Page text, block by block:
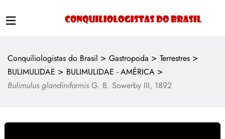
Conquiliologistas do Brasil > Gastropoda > Terrestres >
BULIMULIDAE > BULIMULIDAE - AMÉRICA >
Bulimulus glandiniformis G. B. Sowerby III, 1892